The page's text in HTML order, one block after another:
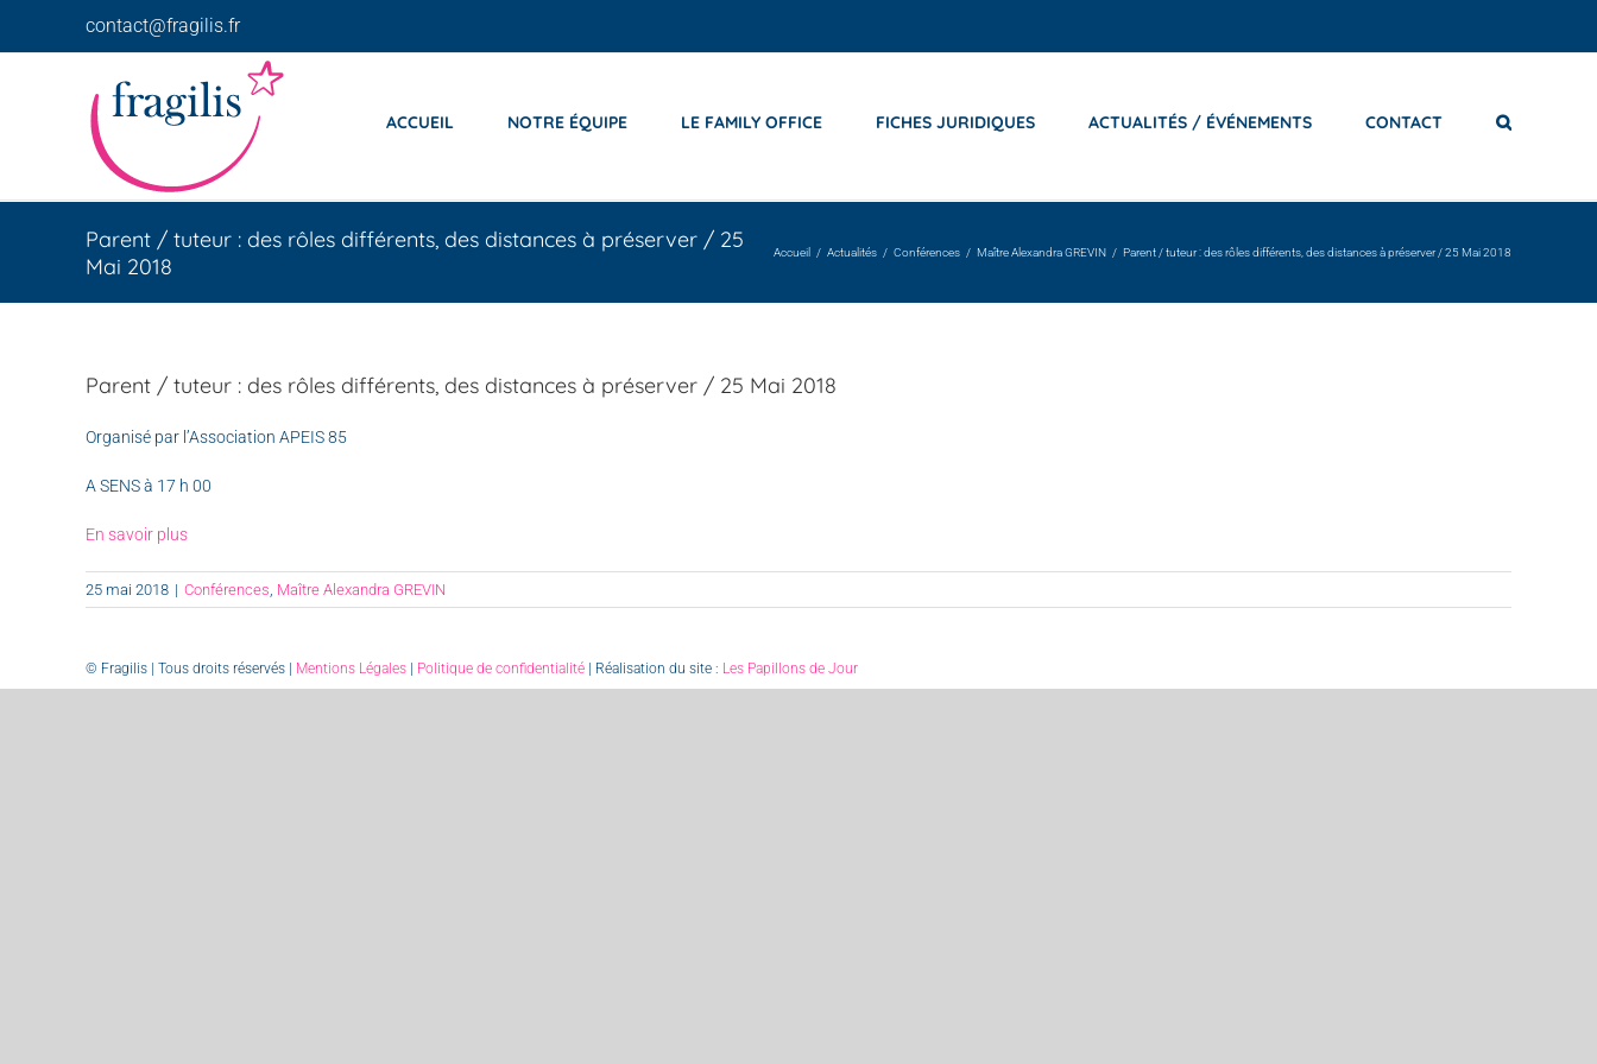
contact@fragilis.fr
ACCUEIL NOTRE ÉQUIPE LE FAMILY OFFICE FICHES JURIDIQUES ACTUALITÉS / ÉVÉNEMENTS CONTACT
Parent / tuteur : des rôles différents, des distances à préserver / 25
Mai 2018
Accueil Actualités Conférences Maître Alexandra GREVIN Parent / tuteur : des rôles différents, des distances à préserver / 25 Mai 2018
Parent / tuteur : des rôles différents, des distances à préserver / 25 Mai 2018
Organisé par l’Association APEIS 85
A SENS à 17 h 00
En savoir plus
25 mai 2018 | Conférences Maître Alexandra GREVIN
© Fragilis | Tous droits réservés | Mentions Légales | Politique de confidentialité | Réalisation du site : Les Papillons de Jour